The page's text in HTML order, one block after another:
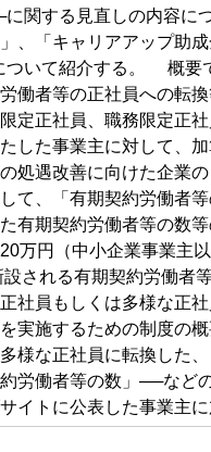
に関する見直しの内容
、「キャリアアップ助
ついて紹介する。 概要
働者等の正社員への転
定正社員、職務限定正
した事業主に対して、
処遇改善に向けた企業
て、「有期契約労働者
有期契約労働者等の数
万円（中小企業事業主
される有期契約労働者
社員もしくは多様な正
実施するための制度の
様な正社員に転換した
労働者等の数」──など
イトに公表した事業主